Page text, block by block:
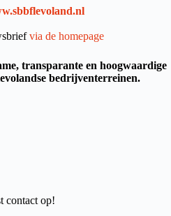
via de homepage
transparante en hoogwaardige
bedrijventerreinen.
contact op!